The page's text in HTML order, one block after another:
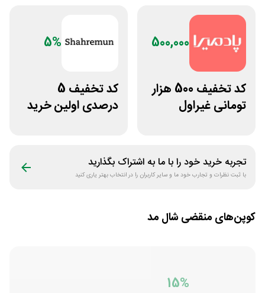
500,000
کد تخفیف 500 هزار
تومانی غیراول
5%
کد تخفیف 5
درصدی اولین خرید
تجربه خرید خود را با ما به اشتراک بگذارید
با ثبت نظرات و تجارب خود ما و سایر کاربران را در انتخاب بهتر یاری کنید
کوپن‌های منقضی شال مد
15%